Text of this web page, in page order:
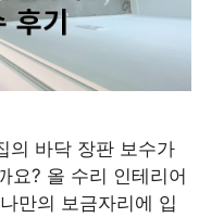
의 바닥 장판 보수가
요? 올 수리 인테리어
만의 보금자리에 입